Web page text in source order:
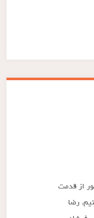
از قدمت
رضا